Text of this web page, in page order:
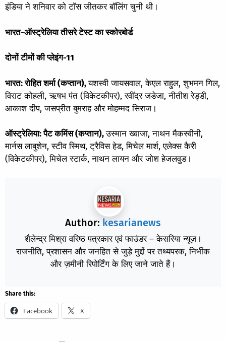
इंडिया ने शनिवार को टॉस जीतकर बॉलिंग चुनी थी।
भारत-ऑस्ट्रेलिया तीसरे टेस्ट का स्कोरबोर्ड
दोनों टीमों की प्लेइंग-11
भारत: रोहित शर्मा (कप्तान),यशस्वी जायसवाल, केएल राहुल, शुभमन गिल,
विराट कोहली, ऋषभ पंत (विकेटकीपर), रवींद्र जडेजा, नीतीश रेड्डी,
आकाश दीप, जसप्रीत बुमराह और मोहम्मद सिराज।
ऑस्ट्रेलिया: पैट कमिंस (कप्तान),उस्मान ख्वाजा, नाथन मैकस्वीनी,
मार्नस लाबुशेन, स्टीव स्मिथ, ट्रैविस हेड, मिचेल मार्श, एलेक्स कैरी
(विकेटकीपर), मिचेल स्टार्क, नाथन लायन और जोश हेजलवुड।
Author: kesarianews
शैलेन्द्र मिश्रा वरिष्ठ पत्रकार एवं फाउंडर – केसरिया न्यूज़।
राजनीति, प्रशासन और जनहित से जुड़े मुद्दों पर तथ्यपरक, निर्भीक
और ज़मीनी रिपोर्टिंग के लिए जाने जाते हैं।
Share this:
Facebook X